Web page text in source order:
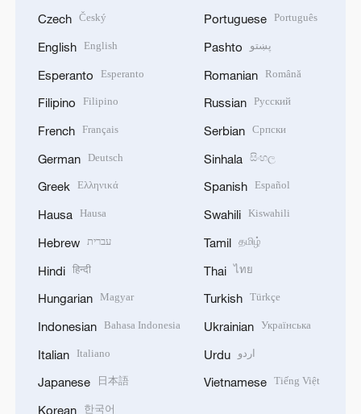
Czech Český
English English
Esperanto Esperanto
Filipino Filipino
French Français
German Deutsch
Greek Ελληνικά
Hausa Hausa
Hebrew עברית
Hindi हिन्दी
Hungarian Magyar
Indonesian Bahasa Indonesia
Italian Italiano
Japanese 日本語
Korean 한국어
Portuguese Português
Pashto پښتو
Romanian Română
Russian Русский
Serbian Српски
Sinhala සිංහල
Spanish Español
Swahili Kiswahili
Tamil தமிழ்
Thai ไทย
Turkish Türkçe
Ukrainian Українська
Urdu اردو
Vietnamese Tiếng Việt